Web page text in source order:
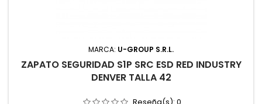
MARCA: U-GROUP S.R.L.
ZAPATO SEGURIDAD S1P SRC ESD RED INDUSTRY
DENVER TALLA 42